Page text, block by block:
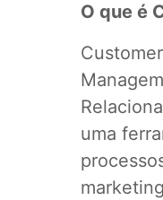
O que é
uma